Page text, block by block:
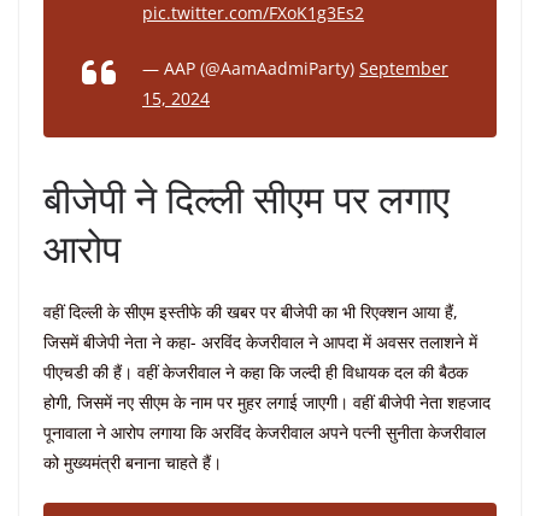
pic.twitter.com/FXoK1g3Es2
— AAP (@AamAadmiParty) September
15, 2024
बीजेपी ने दिल्ली सीएम पर लगाए
आरोप
वहीं दिल्ली के सीएम इस्तीफे की खबर पर बीजेपी का भी रिएक्शन आया हैं,
जिसमें बीजेपी नेता ने कहा- अरविंद केजरीवाल ने आपदा में अवसर तलाशने में
पीएचडी की हैं। वहीं केजरीवाल ने कहा कि जल्दी ही विधायक दल की बैठक
होगी, जिसमें नए सीएम के नाम पर मुहर लगाई जाएगी। वहीं बीजेपी नेता शहजाद
पूनावाला ने आरोप लगाया कि अरविंद केजरीवाल अपने पत्नी सुनीता केजरीवाल
को मुख्यमंत्री बनाना चाहते हैं।